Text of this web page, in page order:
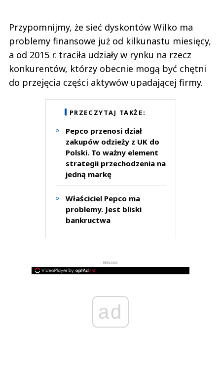
Przypomnijmy, że sieć dyskontów Wilko ma
problemy finansowe już od kilkunastu miesięcy,
a od 2015 r. traciła udziały w rynku na rzecz
konkurentów, którzy obecnie mogą być chętni
do przejęcia części aktywów upadającej firmy.
PRZECZYTAJ TAKŻE:
Pepco przenosi dział
zakupów odzieży z UK do
Polski. To ważny element
strategii przechodzenia na
jedną markę
Właściciel Pepco ma
problemy. Jest bliski
bankructwa
REKLAMA
ad